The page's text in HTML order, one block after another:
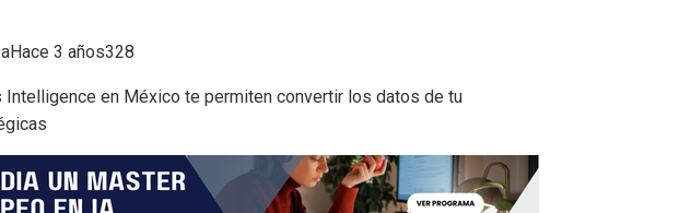
Hace 3 años328